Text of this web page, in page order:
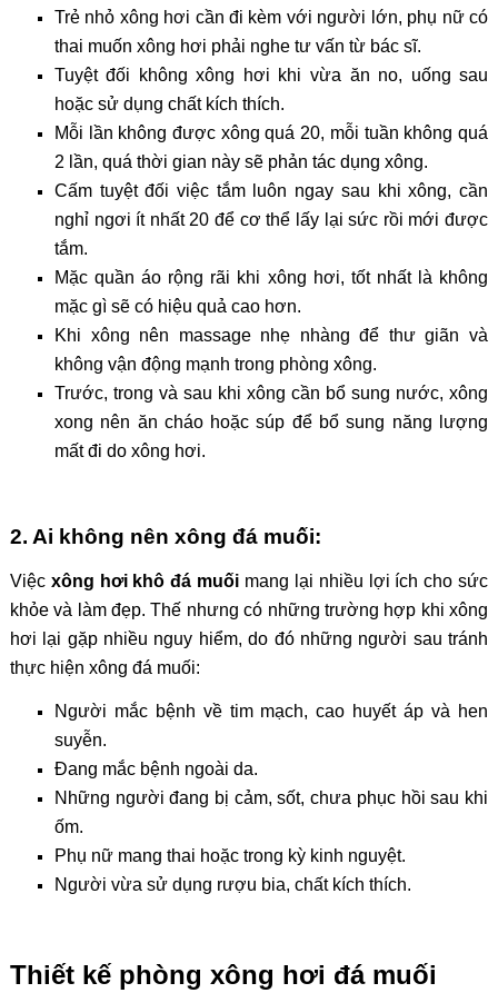
Trẻ nhỏ xông hơi cần đi kèm với người lớn, phụ nữ có
thai muốn xông hơi phải nghe tư vấn từ bác sĩ.
Tuyệt đối không xông hơi khi vừa ăn no, uống sau
hoặc sử dụng chất kích thích.
Mỗi lần không được xông quá 20, mỗi tuần không quá
2 lần, quá thời gian này sẽ phản tác dụng xông.
Cấm tuyệt đối việc tắm luôn ngay sau khi xông, cần
nghỉ ngơi ít nhất 20 để cơ thể lấy lại sức rồi mới được
tắm.
Mặc quần áo rộng rãi khi xông hơi, tốt nhất là không
mặc gì sẽ có hiệu quả cao hơn.
Khi xông nên massage nhẹ nhàng để thư giãn và
không vận động mạnh trong phòng xông.
Trước, trong và sau khi xông cần bổ sung nước, xông
xong nên ăn cháo hoặc súp để bổ sung năng lượng
mất đi do xông hơi.
2. Ai không nên xông đá muối:
Việc xông hơi khô đá muối mang lại nhiều lợi ích cho sức
khỏe và làm đẹp. Thế nhưng có những trường hợp khi xông
hơi lại gặp nhiều nguy hiểm, do đó những người sau tránh
thực hiện xông đá muối:
Người mắc bệnh về tim mạch, cao huyết áp và hen
suyễn.
Đang mắc bệnh ngoài da.
Những người đang bị cảm, sốt, chưa phục hồi sau khi
ốm.
Phụ nữ mang thai hoặc trong kỳ kinh nguyệt.
Người vừa sử dụng rượu bia, chất kích thích.
Thiết kế phòng xông hơi đá muối